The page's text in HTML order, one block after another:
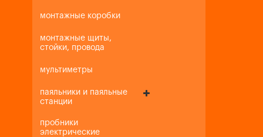
монтажные коробки
монтажные щиты,
стойки, провода
мультиметры
паяльники и паяльные
станции
пробники
электрические